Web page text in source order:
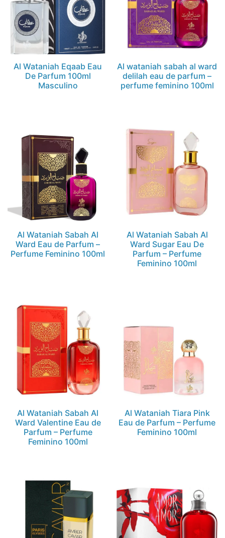
Al Wataniah Eqaab Eau
De Parfum 100ml
Masculino
Al wataniah sabah al ward
delilah eau de parfum –
perfume feminino 100ml
Al Wataniah Sabah Al
Ward Eau de Parfum –
Perfume Feminino 100ml
Al Wataniah Sabah Al
Ward Sugar Eau De
Parfum – Perfume
Feminino 100ml
Al Wataniah Sabah Al
Ward Valentine Eau de
Parfum – Perfume
Feminino 100ml
Al Wataniah Tiara Pink
Eau de Parfum – Perfume
Feminino 100ml